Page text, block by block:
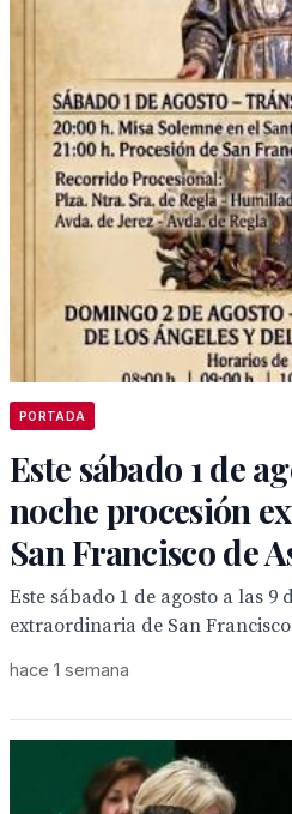
PORTADA
Este sábado 1 de
noche procesión
San Francisco de
Este sábado 1 de agosto a las 9
extraordinaria de San
hace 1 semana